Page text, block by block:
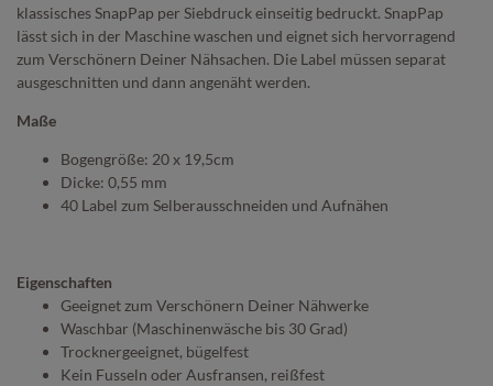
klassischesSnapPap per Siebdruck einseitig bedruckt. SnapPap
lässt sich in der Maschine waschen und eignet sich hervorragend
zum Verschönern Deiner Nähsachen. Die Label müssen separat
ausgeschnitten und dann angenäht werden.
Maße
Bogengröße: 20 x 19,5cm
Dicke: 0,55 mm
40 Label zum Selberausschneiden und Aufnähen
Eigenschaften
Geeignet zum Verschönern Deiner Nähwerke
Waschbar (Maschinenwäsche bis 30 Grad)
Trocknergeeignet, bügelfest
Kein Fusseln oder Ausfransen, reißfest